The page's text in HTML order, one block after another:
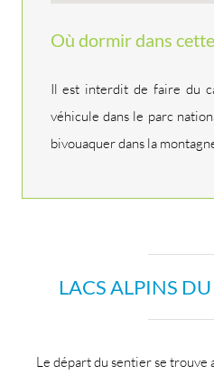
Où dormir dans
Il est interdit de faire du
véhicule dans le parc
bivouaquer dans la
LACS ALPINS
Le départ du sentier se trouve